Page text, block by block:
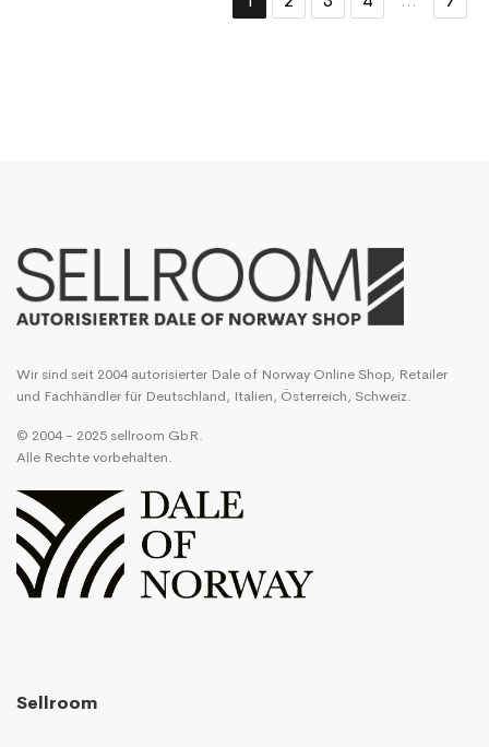
Wir sind seit 2004 autorisierter Dale of Norway Online Shop, Retailer
und Fachhändler für Deutschland, Italien, Österreich, Schweiz.
© 2004 - 2025 sellroom GbR.
Alle Rechte vorbehalten.
Sellroom